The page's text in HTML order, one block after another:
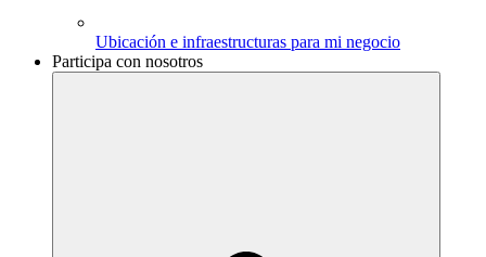
Ubicación e infraestructuras para mi negocio
Participa con nosotros